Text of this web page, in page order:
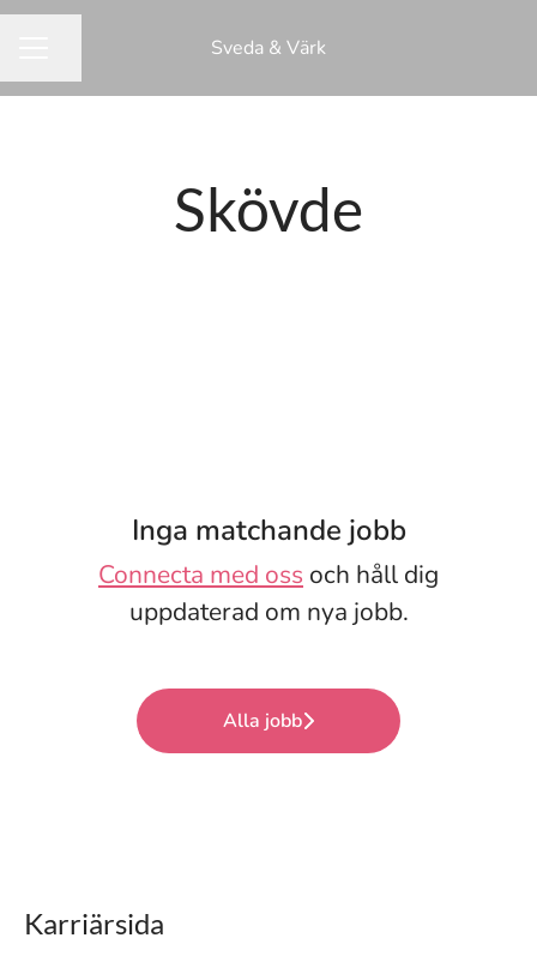
Sveda & Värk
Skövde
Inga matchande jobb
Connecta med oss och håll dig
uppdaterad om nya jobb.
Alla jobb
Karriärsida